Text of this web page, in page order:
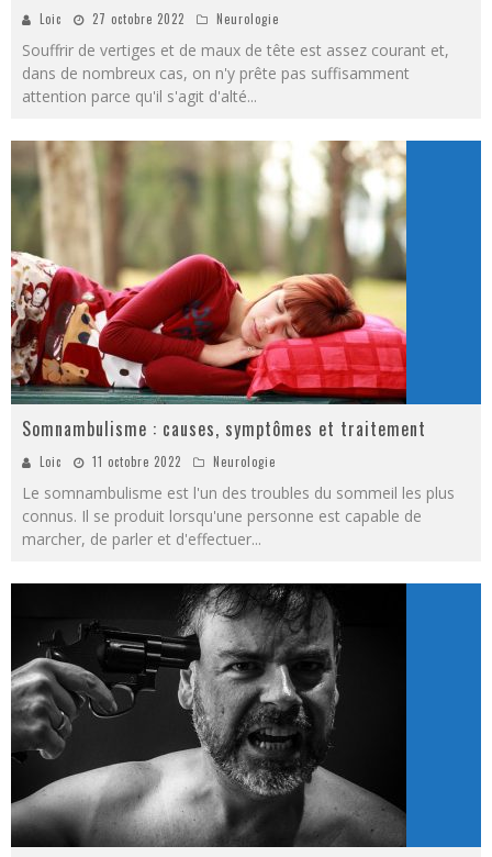
Loic 27 octobre 2022 Neurologie
Souffrir de vertiges et de maux de tête est assez courant et,
dans de nombreux cas, on n'y prête pas suffisamment
attention parce qu'il s'agit d'alté...
Somnambulisme : causes, symptômes et traitement
Loic 11 octobre 2022 Neurologie
Le somnambulisme est l'un des troubles du sommeil les plus
connus. Il se produit lorsqu'une personne est capable de
marcher, de parler et d'effectuer...